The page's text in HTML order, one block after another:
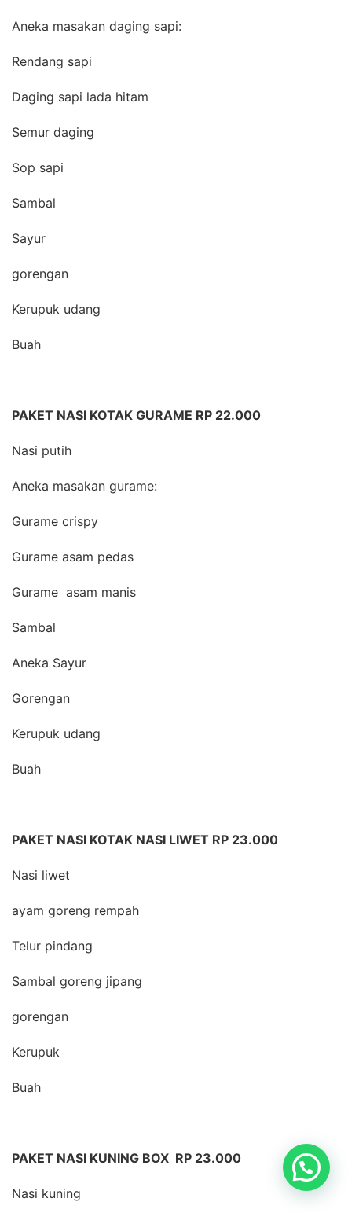
Aneka masakan daging sapi:
Rendang sapi
Daging sapi lada hitam
Semur daging
Sop sapi
Sambal
Sayur
gorengan
Kerupuk udang
Buah
PAKET NASI KOTAK GURAME RP 22.000
Nasi putih
Aneka masakan gurame:
Gurame crispy
Gurame asam pedas
Gurame asam manis
Sambal
Aneka Sayur
Gorengan
Kerupuk udang
Buah
PAKET NASI KOTAK NASI LIWET RP 23.000
Nasi liwet
ayam goreng rempah
Telur pindang
Sambal goreng jipang
gorengan
Kerupuk
Buah
PAKET NASI KUNING BOX RP 23.000
Nasi kuning